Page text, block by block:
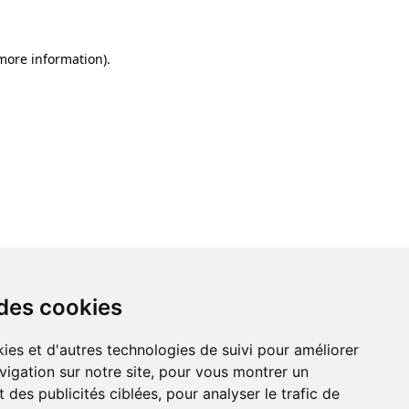
cookies
et d'autres technologies de suivi pour améliorer
sur notre site, pour vous montrer un
des publicités ciblées, pour analyser le trafic de
information).